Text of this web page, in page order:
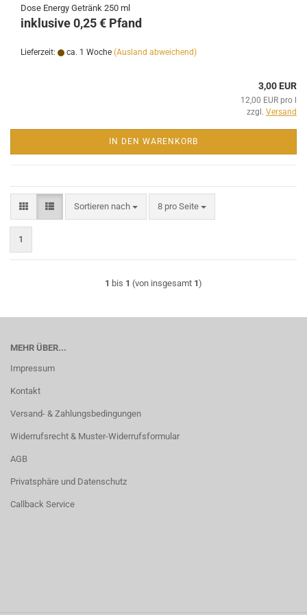
Dose Energy Getränk 250 ml
inklusive 0,25 € Pfand
Lieferzeit: ca. 1 Woche (Ausland abweichend)
3,00 EUR
12,00 EUR pro l
zzgl. Versand
IN DEN WARENKORB
Sortieren nach
Sortieren nach 8 pro Seite
pro Seite
1
1 bis 1 (von insgesamt 1)
MEHR ÜBER...
Impressum
Kontakt
Versand- & Zahlungsbedingungen
Widerrufsrecht & Muster-Widerrufsformular
AGB
Privatsphäre und Datenschutz
Callback Service